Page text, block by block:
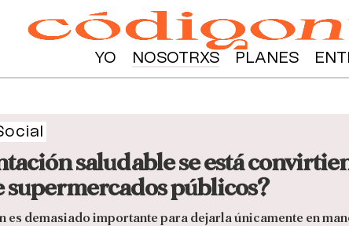
YO NOSOTRXS PLANES
saludable se está
supermercados públicos?
es demasiado importante para dejarla únicamente en